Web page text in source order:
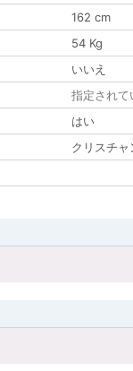
162 cm
54 Kg
いいえ
指定されて
はい
クリスチャ